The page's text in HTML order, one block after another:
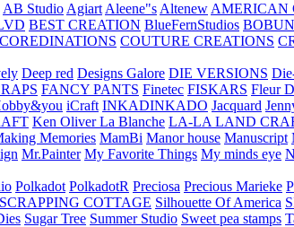
AB Studio Agiart Aleene"s Altenew AMERICAN
BEST CREATION BlueFernStudios
COREDINATIONS COUTURE CREATIONS
Deep red Designs Galore DIE VERSIONS
FANCY PANTS Finetec FISKARS Fleur
iCraft INKADINKADO Jacquard
Ken OliverLa Blanche LA-LA LAND
Memories MamBi Manor house Manuscript
Mr.Painter My Favorite Things My minds eye
Polkadot PolkadotR Preciosa Precious Marieke
SCRAPPING COTTAGE Silhouette Of America
Sugar Tree Summer Studio Sweet pea stamps